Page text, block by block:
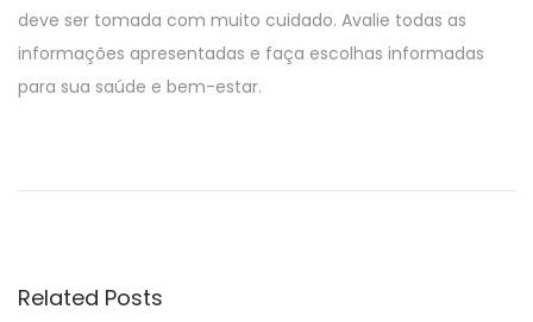
deve ser tomada com muito cuidado. Avalie todas as
informações apresentadas e faça escolhas informadas
para sua saúde e bem-estar.
a
Related Posts